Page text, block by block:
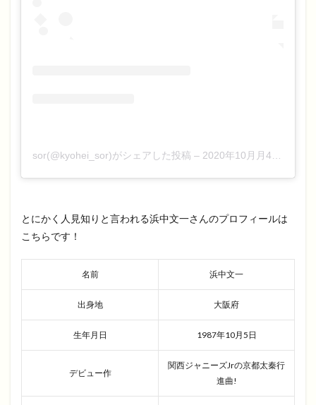
sor(@kyohei_sor)がシェアした投稿 – 2020年10月月4日午前8時00分PDT
とにかく人見知りと言われる浜中文一さんのプロフィールは
こちらです！
名前 浜中文一
出身地 大阪府
生年月日 1987年10月5日
デビュー作
関西ジャニーズJrの京都太秦行
進曲!